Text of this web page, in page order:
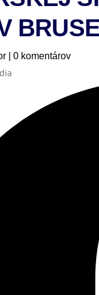
|0 komentárov